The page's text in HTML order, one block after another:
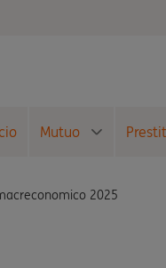
Mutuo
2025